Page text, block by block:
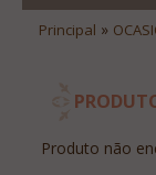
Principal »
Produto não